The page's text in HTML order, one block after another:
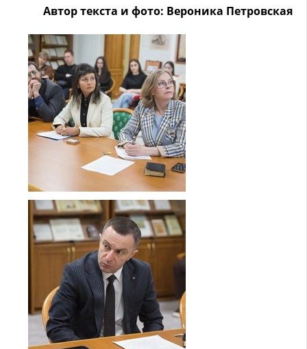
Автор текста и фото: Вероника Петровская